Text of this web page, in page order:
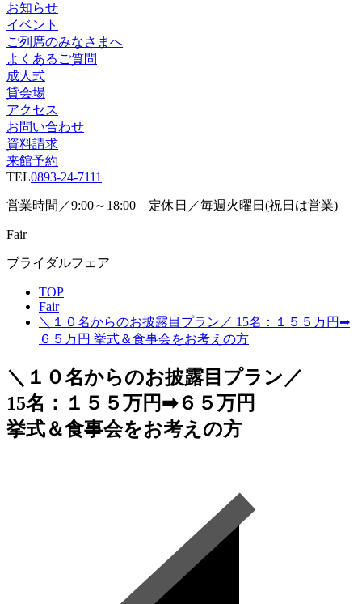
お知らせ
イベント
ご列席のみなさまへ
よくあるご質問
成人式
貸会場
アクセス
お問い合わせ
資料請求
来館予約
TEL0893-24-7111
営業時間／9:00～18:00 定休日／毎週火曜日(祝日は営業)
Fair
ブライダルフェア
TOP
Fair
＼１０名からのお披露目プラン／ 15名：１５５万円➡
６５万円 挙式＆食事会をお考えの方
＼１０名からのお披露目プラン／
15名：１５５万円➡６５万円
挙式＆食事会をお考えの方